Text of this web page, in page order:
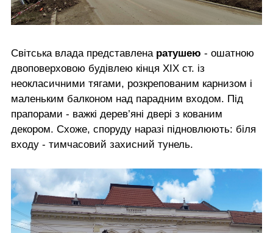
Світська влада представлена ратушею - ошатною
двоповерховою будівлею кінця ХІХ ст. із
неокласичними тягами, розкрепованим карнизом і
маленьким балконом над парадним входом. Під
прапорами - важкі дерев’яні двері з кованим
декором. Схоже, споруду наразі підновлюють: біля
входу - тимчасовий захисний тунель.